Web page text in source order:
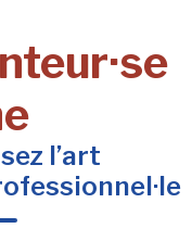
l’art